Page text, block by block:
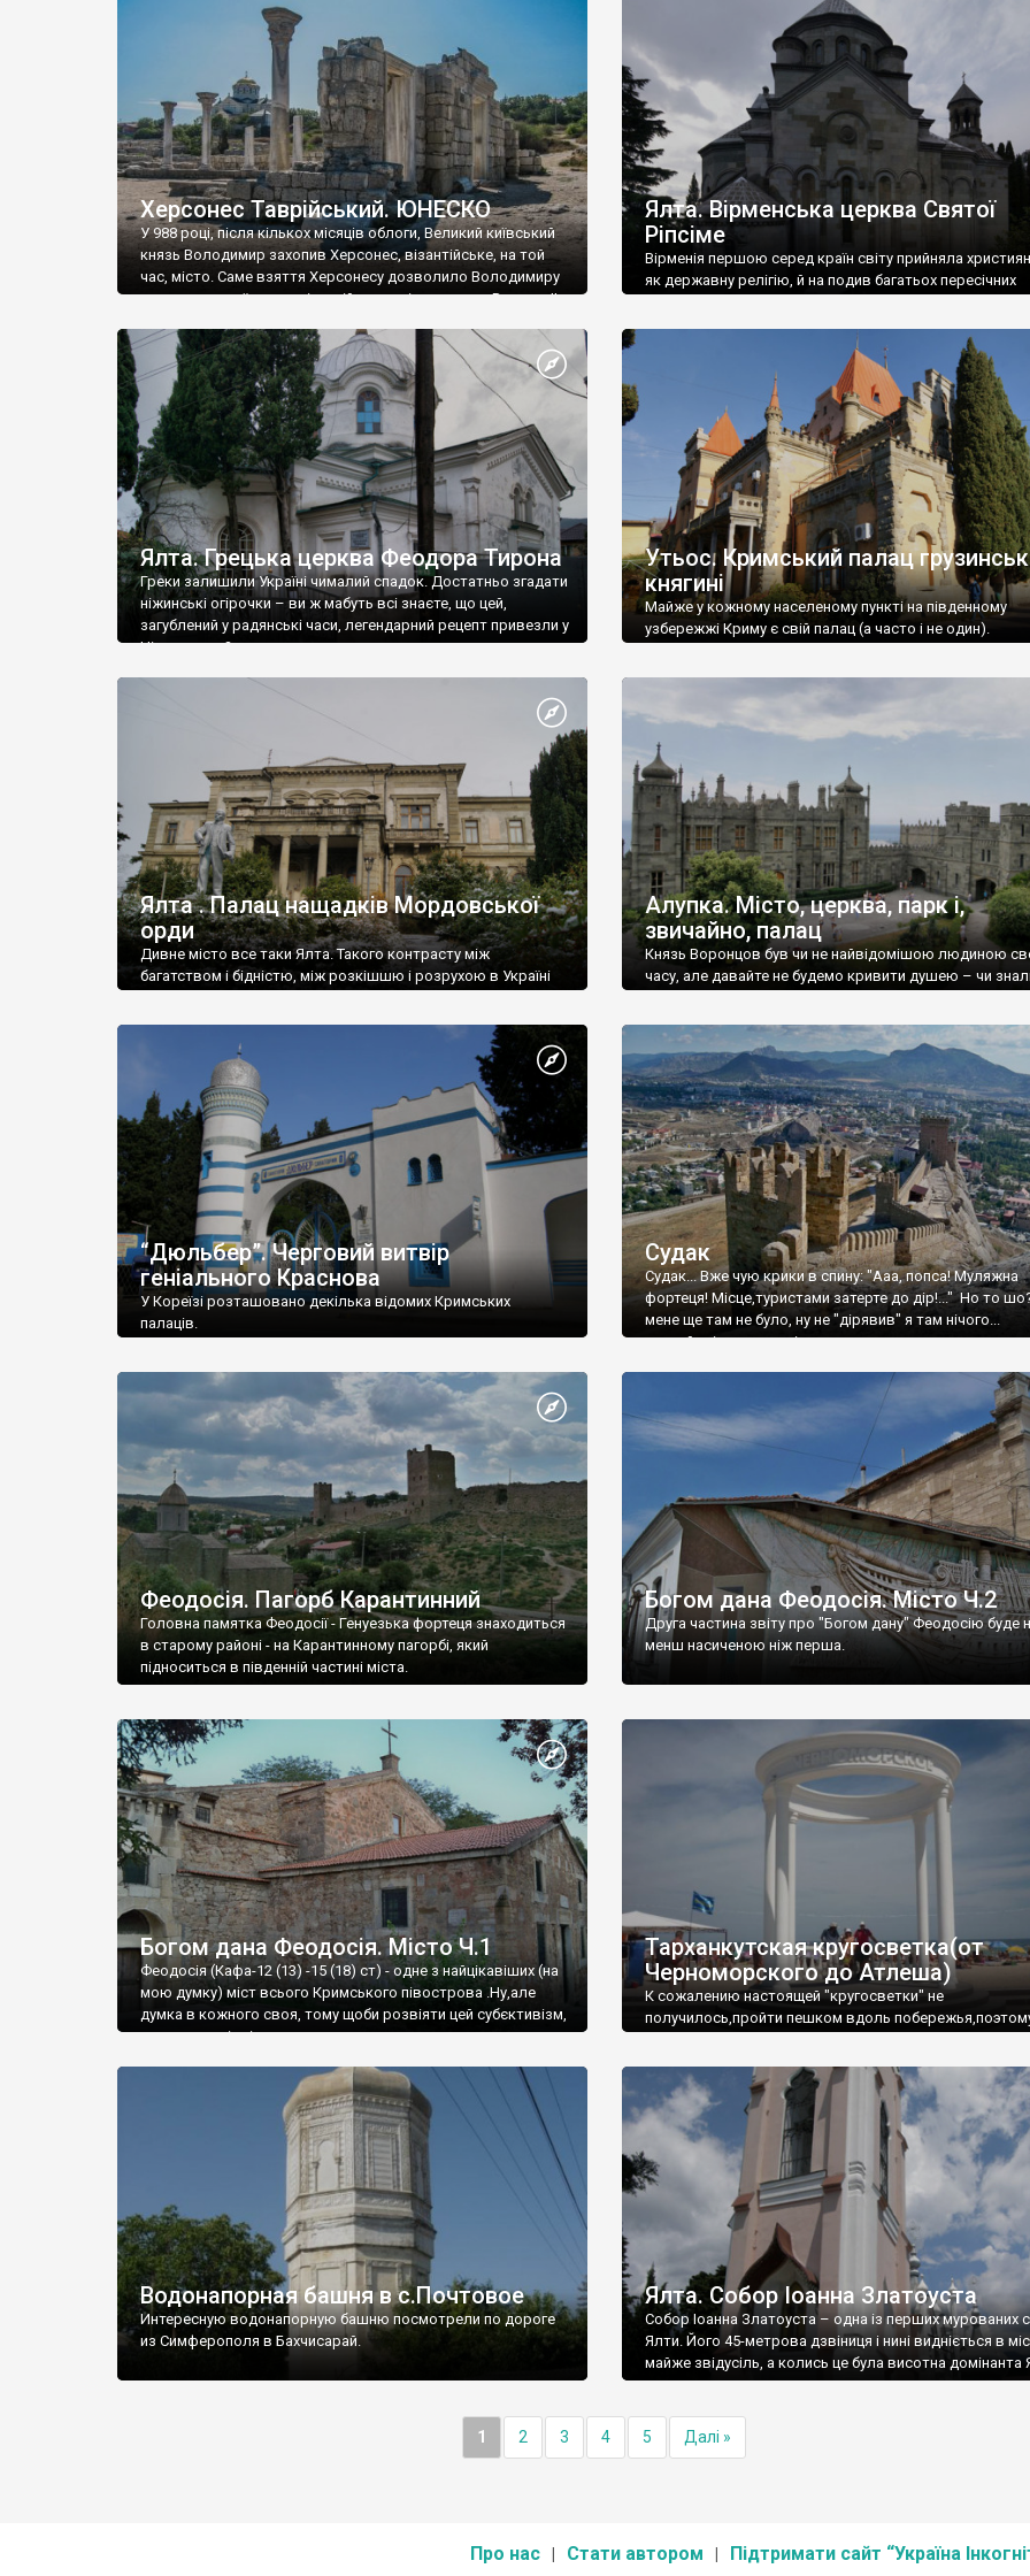
візантійської доби. Раритети викрадені з фондів об’єкту
культурної спадщини ЮНЕСКО «Херсонеса Таврійського».
Офіційно – на виставку «Золото Візантії», але експерти та
влада в Україні вважають це лише […]
називаються «повстяками» (postaki)…” “Вино. Крим
виробляє відмінне вино і його вдосталь: воно все
легке біле і дуже […]
Херсонес Таврійський. ЮНЕСКО
У 988 році, після кількох місяців облоги, Великий київський
князь Володимир захопив Херсонес, візантійське, на той
час, місто. Саме взяття Херсонесу дозволило Володимиру
диктувати свої умови візантійському імператору Василю ІІ,
Херсонесі Володимир-язичник, став Василем-
християнином. А потім було Хрещення Русі. На честь
Херсонесу Таврійського названо місто […]
Ялта. Вірменська церква Святої
Ріпсіме
Вірменія першою серед країн світу прийняла
як державну релігію, й на подив багатьох пересічних
Ялта. Грецька церква Феодора Тирона
Греки залишили Україні чималий спадок. Достатньо згадати
ніжинські огірочки – ви ж мабуть всі знаєте, що цей,
загублений у радянські часи, легендарний рецепт привезли у
Ніжин греки?
Утьос. Кримський палац
княгині
Майже у кожному населеному пункті на південному
узбережжі Криму є свій палац (а часто і не один).
Ялта . Палац нащадків Мордовської
орди
Дивне місто все таки Ялта. Такого контрасту між
багатством і бідністю, між розкішшю і розрухою в Україні
Алупка. Місто, церква, парк і,
звичайно, палац
Князь Воронцов був чи не найвідомішою людиною
часу, але давайте не будемо кривити душею – чи
“Дюльбер”. Черговий витвір
геніального Краснова
У Кореїзі розташовано декілька відомих Кримських
палаців.
Судак
Судак... Вже чую крики в спину: "Ааа, попса! Муляжна
фортеця! Місце,туристами затерте до дір!..." Но то
мене ще там не було, ну не "дірявив" я там нічого...
принаймні до цього літа.
Феодосія. Пагорб Карантинний
Головна памятка Феодосії - Генуезька фортеця знаходиться
в старому районі - на Карантинному пагорбі, який
підноситься в південній частині міста.
Богом дана Феодосія. Місто Ч.2
Друга частина звіту про "Богом дану" Феодосію буде
менш насиченою ніж перша.
Богом дана Феодосія. Місто Ч.1
Феодосія (Кафа-12 (13) -15 (18) ст) - одне з найцікавіших (на
мою думку) міст всього Кримського півострова .Ну,але
думка в кожного своя, тому щоби розвіяти цей субєктивізм,
запрошую відвідати це
Тарханкутская кругосветка(от
Черноморского до Атлеша)
К сожалению настоящей "кругосветки" не
получилось,пройти пешком вдоль
Водонапорная башня в с.Почтовое
Интересную водонапорную башню посмотрели по дороге
из Симферополя в Бахчисарай.
Ялта. Собор Іоанна Златоуста
Собор Іоанна Златоуста – одна із перших мурованих
Ялти. Його 45-метрова дзвіниця і нині видніється в
майже звідусіль, а колись це була висотна домінанта
1 2 3 4 5 Далі »
Про нас Стати автором Підтримати сайт “Україна